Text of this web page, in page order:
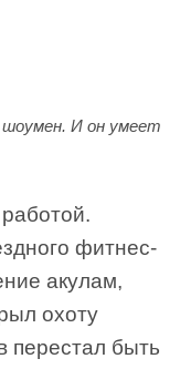
И он умеет
фитнес-
акулам,
охоту
перестал быть